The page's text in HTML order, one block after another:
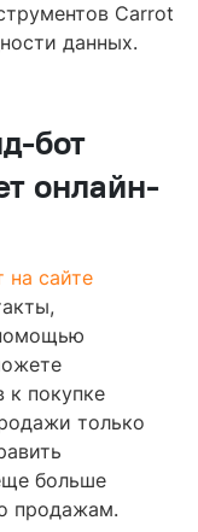
Carrot
данных.
бот
онлайн-
на сайте
к покупке
только
больше
продажам.